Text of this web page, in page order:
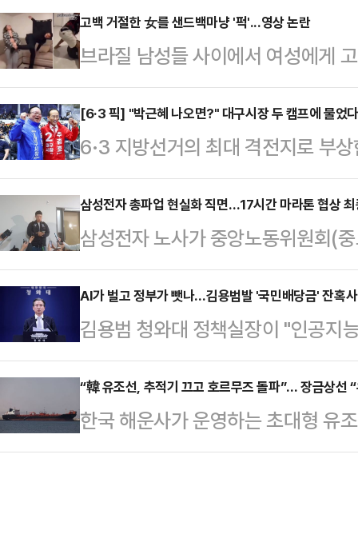
고백 거절한 女를 샌드백마냥 '퍽'...영상 논란
브라질 남성들 사이에서 여성에게
습한다는 내용의 영상이 사회관계
일고 있다.10일(현지시간) 뉴욕포
고백을 거절할 경우를 대비한 훈련'
있다.영상 속 남성들은 샌드백을 때
기를 카메라에 겨누는 모습 등을 보
3월 8일 전후로 빠르게 확산된 것
장에서 고백을 거절…
[6·3 픽] "박근혜 나오면?" 대구시장 두 캠프에 물었
6·3 지방선거의 최대 격전지로 부
일찌감치 대진표를 확정한 더불어
지율 격차가 오차범위 내로 좁혀지
새다. 공식 선거운동 개막을 일주
라는 각자의 승부수를 던진 두 후보
이 JTBC의뢰로 지난 5~6일 무선
서 추 후보는 41%, 김 후보는 40%
관 입소스가…
삼성전자 총파업 현실화 직면…17시간 마라톤 협상
삼성전자 노사가 중앙노동위원회(
실패하면서 오는 21일 총파업이 현
관심이 쏠린다.13일 고용노동부에
이틀간 세종시 중노위에서 사후조
다. 특히 12일 오전 10시부터 시작
시간에 걸쳐 이어졌으나 결국 결렬
자 지부 위원장은 결렬 직후 “노사
고, 약 12시간을 기…
AI가 벌고 정부가 뺏나…김용범발 '국민배당금' 잔혹
김용범 청와대 정책실장이 "인공지
의 결과가 아니다"라며 기업 초과
바 '국민배당금' 제도를 언급해 파
주의 배급 경제"라고 강하게 비판
검토와 무관한 개인 의견"이라고
“韓 유조선, 추적기 끄고 호르무즈 돌파”… 장금상선
한국 해운사가 운영하는 초대형 유
통과한 사실이 뒤늦게 확인됐다. 이